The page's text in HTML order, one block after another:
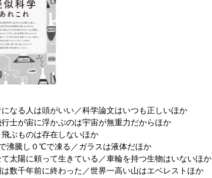
なる人は頭がいい／科学論文はいつも正しいほか
士が宙に浮かぶのは宇宙が無重力だからほか
ぶものは存在しないほか
沸騰し０℃で凍る／ガラスは液体だほか
太陽に頼って生きている／車輪を持つ生物はいないほか
数千年前に終わった／世界一高い山はエベレストほか